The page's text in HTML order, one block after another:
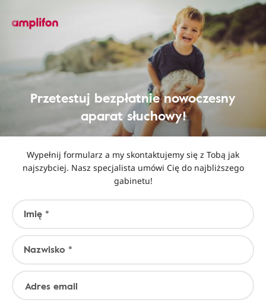
Przetestuj bezpłatnie nowoczesny
aparat słuchowy!
Wypełnij formularz a my skontaktujemy się z Tobą jak
najszybciej. Nasz specjalista umówi Cię do najbliższego
gabinetu!
Imię *
Nazwisko *
Adres email